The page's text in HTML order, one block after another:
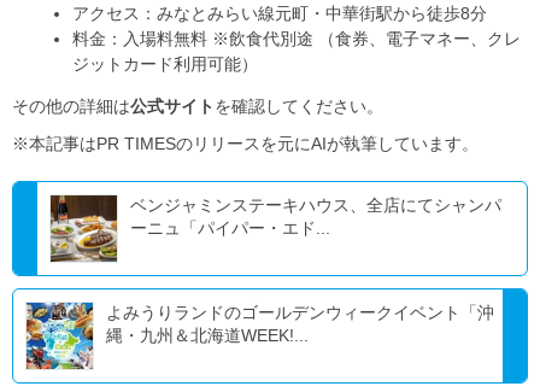
アクセス：みなとみらい線元町・中華街駅から徒歩8分
料金：入場料無料 ※飲食代別途 （食券、電子マネー、クレ
ジットカード利用可能）
その他の詳細は公式サイト を確認してください。
※本記事はPR TIMESのリリースを元にAIが執筆しています。
ベンジャミンステーキハウス、全店にてシャンパ
ーニュ「パイパー・エド...
よみうりランドのゴールデンウィークイベント「沖
縄・九州＆北海道WEEK!...